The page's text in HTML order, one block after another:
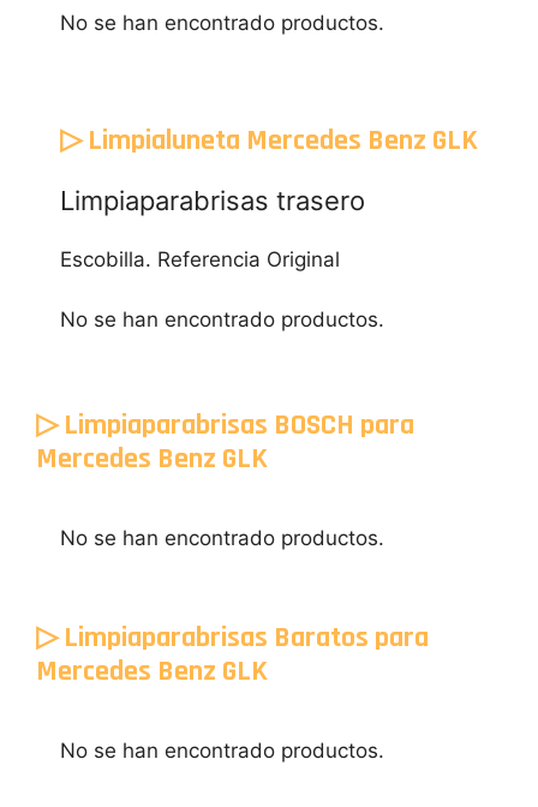
No se han encontrado productos.
▷ Limpialuneta Mercedes Benz GLK
Limpiaparabrisas trasero
Escobilla. Referencia Original
No se han encontrado productos.
▷ Limpiaparabrisas BOSCH para
Mercedes Benz GLK
No se han encontrado productos.
▷ Limpiaparabrisas Baratos para
Mercedes Benz GLK
No se han encontrado productos.